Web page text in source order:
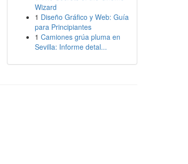
Wizard
1 Diseño Gráfico y Web: Guía
para Principiantes
1 Camiones grúa pluma en
Sevilla: Informe detal...